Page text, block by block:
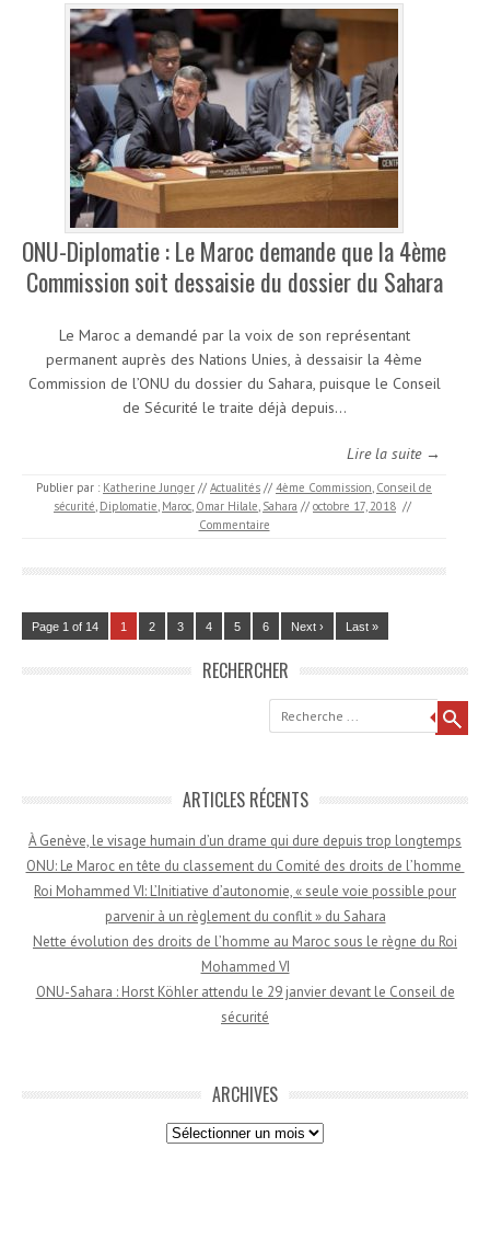
ONU-Diplomatie : Le Maroc demande que la 4ème
Commission soit dessaisie du dossier du Sahara
Le Maroc a demandé par la voix de son représentant
permanent auprès des Nations Unies, à dessaisir la 4ème
Commission de l’ONU du dossier du Sahara, puisque le Conseil
de Sécurité le traite déjà depuis…
Lire la suite →
Publier par : Katherine Junger // Actualités // 4ème Commission, Conseil de
sécurité, Diplomatie, Maroc, Omar Hilale, Sahara // octobre 17, 2018 //
Commentaire
Page 1 of 14 1 2 3 4 5 6 Next › Last »
RECHERCHER
Recherche
ARTICLES RÉCENTS
À Genève, le visage humain d’un drame qui dure depuis trop longtemps
ONU: Le Maroc en tête du classement du Comité des droits de l’homme
Roi Mohammed VI: L’Initiative d’autonomie, « seule voie possible pour
parvenir à un règlement du conflit » du Sahara
Nette évolution des droits de l’homme au Maroc sous le règne du Roi
Mohammed VI
ONU-Sahara : Horst Köhler attendu le 29 janvier devant le Conseil de
sécurité
ARCHIVES
Archives